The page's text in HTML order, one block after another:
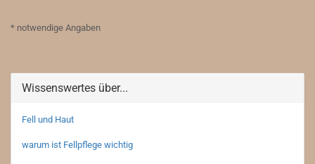
* notwendige Angaben
Wissenswertes über...
Fell und Haut
warum ist Fellpflege wichtig